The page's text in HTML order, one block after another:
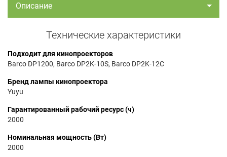
Описание
Технические характеристики
Подходит для кинопроекторов
Barco DP1200, Barco DP2K-10S, Barco DP2K-12C
Бренд лампы кинопроектора
Yuyu
Гарантированный рабочий ресурс (ч)
2000
Номинальная мощность (Вт)
2000